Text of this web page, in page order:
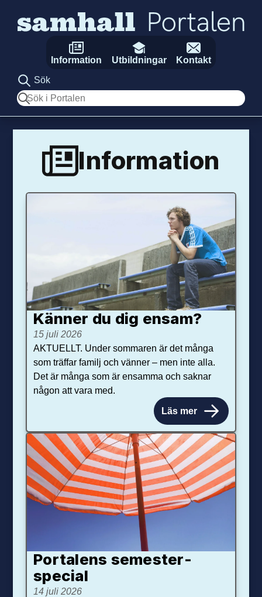
Information Utbildningar
Kontakt
Sök
Sök
Information
Känner du dig ensam?
15 juli 2026
AKTUELLT. Under sommaren är det många
som träffar familj och vänner – men inte alla.
Det är många som är ensamma och saknar
någon att vara med.
Läs mer
Portalens semester­
special
14 juli 2026